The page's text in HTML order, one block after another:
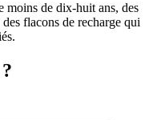
moins de dix-huit ans, des
flacons de recharge qui